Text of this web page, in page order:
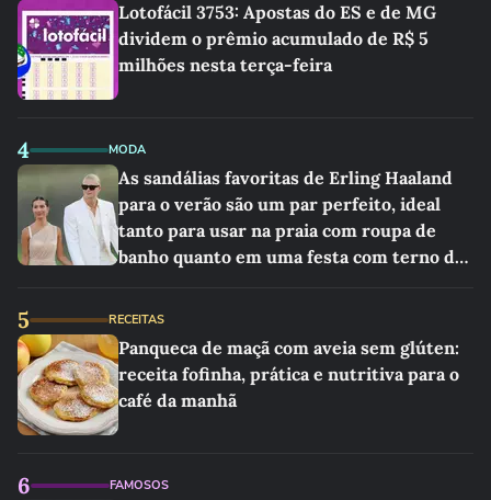
Lotofácil 3753: Apostas do ES e de MG
dividem o prêmio acumulado de R$ 5
milhões nesta terça-feira
4 MODA
As sandálias favoritas de Erling Haaland
para o verão são um par perfeito, ideal
tanto para usar na praia com roupa de
banho quanto em uma festa com terno de
5 RECEITAS
Panqueca de maçã com aveia sem glúten:
receita fofinha, prática e nutritiva para o
café da manhã
6 FAMOSOS